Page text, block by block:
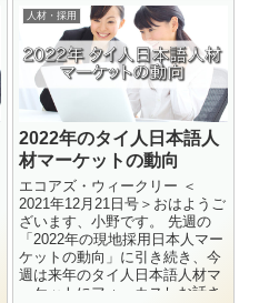
人材・採用
2022年のタイ人日本語人
材マーケットの動向
エコアズ・ウィークリー ＜
2021年12月21日号＞おはようご
ざいます、小野です。 先週の
「2022年の現地採用日本人マー
ケットの動向」に引き続き、今
週は来年のタイ人日本語人材マ
ーケットにフォーカスしお話さ